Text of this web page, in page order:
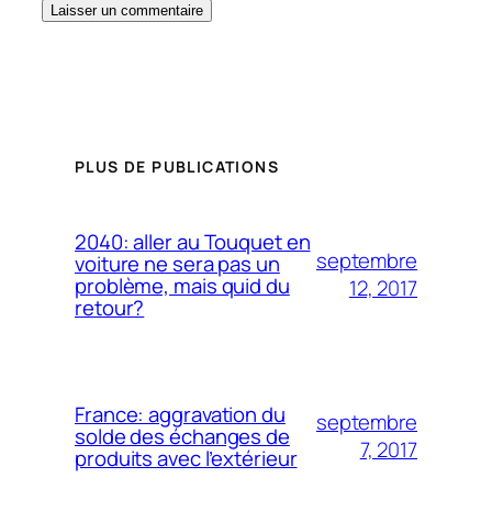
PLUS DE PUBLICATIONS
2040: aller au Touquet en
voiture ne sera pas un
problème, mais quid du
retour?
septembre
12, 2017
France: aggravation du
solde des échanges de
produits avec l’extérieur
septembre
7, 2017